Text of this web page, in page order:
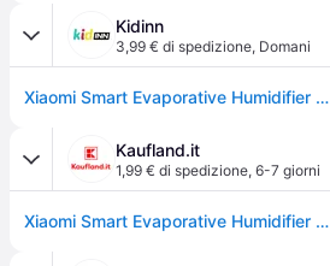
Kidinn
3,99 € di spedizione, Domani
Xiaomi Smart Evaporative Humidifier Filter Blu
Kaufland.it
1,99 € di spedizione, 6-7 giorni
Xiaomi Smart Evaporative Humidifier Filter